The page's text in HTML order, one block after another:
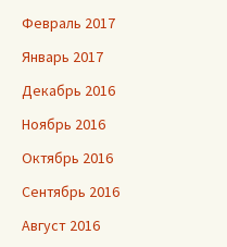
Февраль 2017
Январь 2017
Декабрь 2016
Ноябрь 2016
Октябрь 2016
Сентябрь 2016
Август 2016